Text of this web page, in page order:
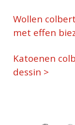
Wollen
met effen
Katoenen
dessin >